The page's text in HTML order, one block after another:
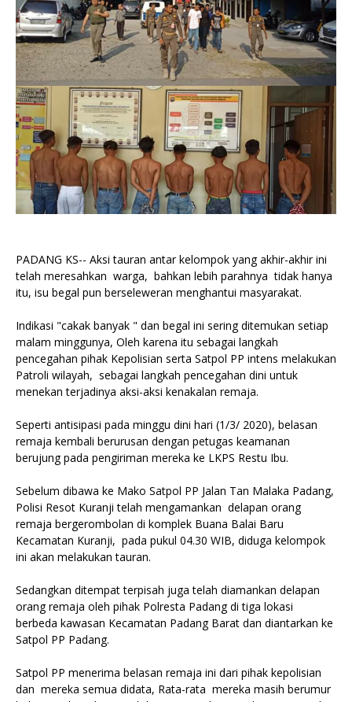
PADANG KS-- Aksi tauran antar kelompok yang akhir-akhir ini
telah meresahkan warga, bahkan lebih parahnya tidak hanya
itu, isu begal pun berseleweran menghantui masyarakat.
Indikasi "cakak banyak " dan begal ini sering ditemukan setiap
malam minggunya, Oleh karena itu sebagai langkah
pencegahan pihak Kepolisian serta Satpol PP intens melakukan
Patroli wilayah, sebagai langkah pencegahan dini untuk
menekan terjadinya aksi-aksi kenakalan remaja.
Seperti antisipasi pada minggu dini hari (1/3/ 2020), belasan
remaja kembali berurusan dengan petugas keamanan
berujung pada pengiriman mereka ke LKPS Restu Ibu.
Sebelum dibawa ke Mako Satpol PP Jalan Tan Malaka Padang,
Polisi Resot Kuranji telah mengamankan delapan orang
remaja bergerombolan di komplek Buana Balai Baru
Kecamatan Kuranji, pada pukul 04.30 WIB, diduga kelompok
ini akan melakukan tauran.
Sedangkan ditempat terpisah juga telah diamankan delapan
orang remaja oleh pihak Polresta Padang di tiga lokasi
berbeda kawasan Kecamatan Padang Barat dan diantarkan ke
Satpol PP Padang.
Satpol PP menerima belasan remaja ini dari pihak kepolisian
dan mereka semua didata, Rata-rata mereka masih berumur